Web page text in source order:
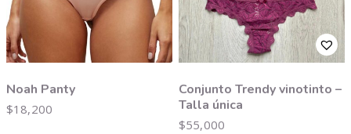
Noah Panty
$18,200
Conjunto Trendy vinotinto –
Talla única
$55,000